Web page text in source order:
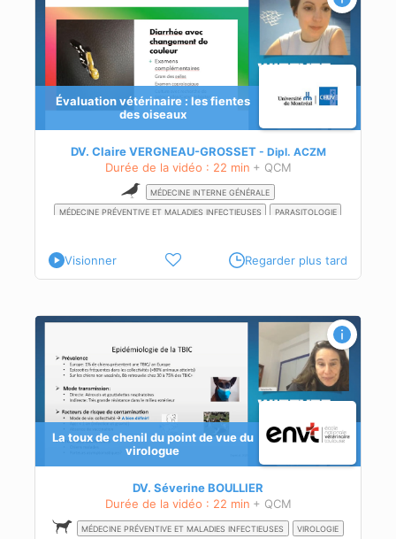
Évaluation vétérinaire : les fientes
des oiseaux
DV. Claire VERGNEAU-GROSSET Dipl. ACZM
Durée de la vidéo : 22 min + QCM
MÉDECINE INTERNE GÉNÉRALE
MÉDECINE PRÉVENTIVE ET MALADIES INFECTIEUSES
PARASITOLOGIE
Visionner Regarder plus tard
La toux de chenil du point de vue du
virologue
DV. Séverine BOULLIER
Durée de la vidéo : 22 min + QCM
MÉDECINE PRÉVENTIVE ET MALADIES INFECTIEUSES VIROLOGIE